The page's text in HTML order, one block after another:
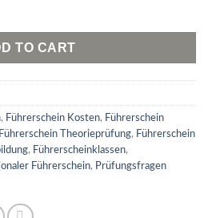
TO CART
, Führerschein Kosten, Führerschein
Führerschein Theorieprüfung, Führerschein
, Führerscheinklassen,
Führerschein, Prüfungsfragen